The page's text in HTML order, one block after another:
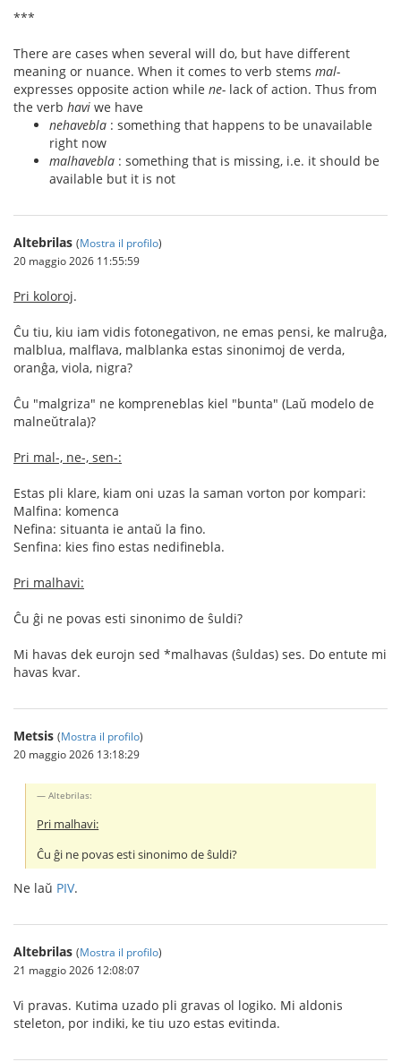
***
There are cases when several will do, but have different
meaning or nuance. When it comes to verb stems mal-
expresses opposite action while ne- lack of action. Thus from
the verb havi we have
nehavebla : something that happens to be unavailable
right now
malhavebla : something that is missing, i.e. it should be
available but it is not
Altebrilas (Mostra il profilo)
20 maggio 2026 11:55:59
Pri koloroj.
Ĉu tiu, kiu iam vidis fotonegativon, ne emas pensi, ke malruĝa,
malblua, malflava, malblanka estas sinonimoj de verda,
oranĝa, viola, nigra?
Ĉu "malgriza" ne kompreneblas kiel "bunta" (Laŭ modelo de
malneŭtrala)?
Pri mal-, ne-, sen-:
Estas pli klare, kiam oni uzas la saman vorton por kompari:
Malfina: komenca
Nefina: situanta ie antaŭ la fino.
Senfina: kies fino estas nedifinebla.
Pri malhavi:
Ĉu ĝi ne povas esti sinonimo de ŝuldi?
Mi havas dek eurojn sed *malhavas (ŝuldas) ses. Do entute mi
havas kvar.
Metsis (Mostra il profilo)
20 maggio 2026 13:18:29
Altebrilas:
Pri malhavi:
Ĉu ĝi ne povas esti sinonimo de ŝuldi?
Ne laŭ PIV.
Altebrilas (Mostra il profilo)
21 maggio 2026 12:08:07
Vi pravas. Kutima uzado pli gravas ol logiko. Mi aldonis
steleton, por indiki, ke tiu uzo estas evitinda.